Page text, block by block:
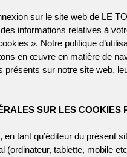
sur le site web de LE
informations relatives à
». Notre politique
en œuvre en matière de
présents sur notre site web,
SUR LES COOKIES
tant qu’éditeur du présent
(ordinateur, tablette, mobile